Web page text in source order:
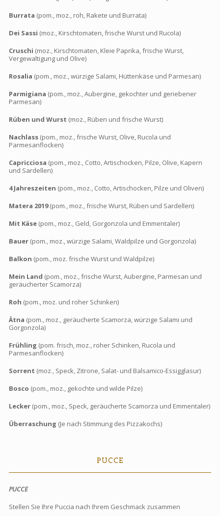
Burrata (pom., moz., roh, Rakete und Burrata)
Dei Sassi (moz., Kirschtomaten, frische Wurst und Rucola)
Cruschi (moz., Kirschtomaten, Kleie Paprika, frische Wurst,
Vergewaltigung und Olive)
Rosalia (pom., moz., würzige Salami, Hüttenkäse und Parmesan)
Parmigiana (pom., moz., Aubergine, gekochter und geriebener
Parmesan)
Rüben und Wurst (moz., Rüben und frische Wurst)
Nachlass(pom., moz., frische Wurst, Olive, Rucola und
Parmesanflocken)
Capricciosa (pom., moz., Cotto, Artischocken, Pilze, Olive, Kapern
und Sardellen)
4 Jahreszeiten (pom., moz., Cotto, Artischocken, Pilze und Oliven)
Matera 2019(pom., moz., frische Wurst, Rüben und Sardellen)
Mit Käse(pom., moz., Geld, Gorgonzola und Emmentaler)
Bauer(pom., moz., würzige Salami, Waldpilze und Gorgonzola)
Balkon (pom., moz. frische Wurst und Waldpilze)
Mein Land (pom., moz., frische Wurst, Aubergine, Parmesan und
geräucherter Scamorza)
Roh (pom., moz. und roher Schinken)
Ätna (pom., moz., geräucherte Scamorza, würzige Salami und
Gorgonzola)
Frühling (pom. frisch, moz., roher Schinken, Rucola und
Parmesanflocken)
Sorrent (moz., Speck, Zitrone, Salat- und Balsamico-Essigglasur)
Bosco (pom., moz., gekochte und wilde Pilze)
Lecker(pom., moz., Speck, geräucherte Scamorza und Emmentaler)
Überraschung (Je nach Stimmung des Pizzakochs)
PUCCE
PUCCE
Stellen Sie Ihre Puccia nach Ihrem Geschmack zusammen